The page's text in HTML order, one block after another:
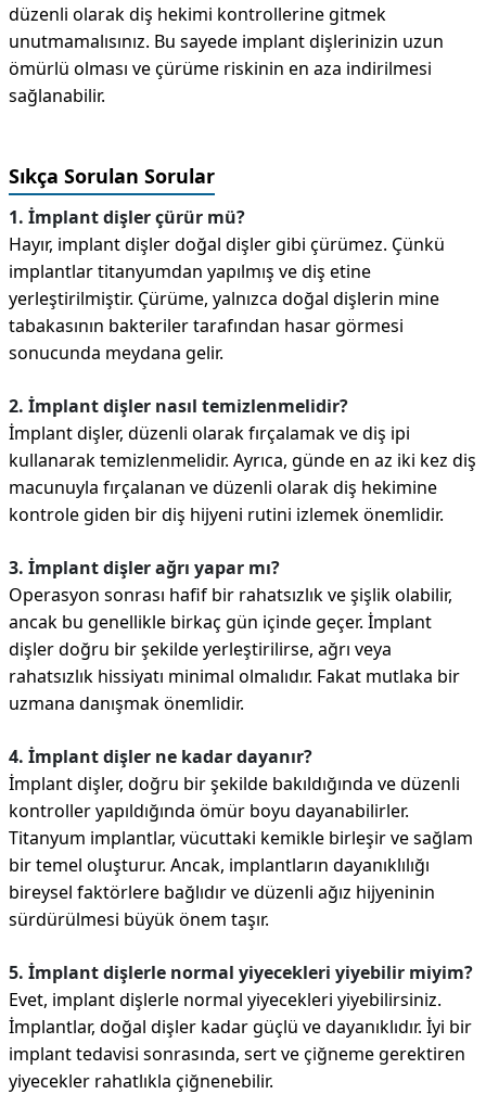
düzenli olarak diş hekimi kontrollerine gitmek
unutmamalısınız. Bu sayede implant dişlerinizin uzun
ömürlü olması ve çürüme riskinin en aza indirilmesi
sağlanabilir.
Sıkça Sorulan Sorular
1. İmplant dişler çürür mü?
Hayır, implant dişler doğal dişler gibi çürümez. Çünkü
implantlar titanyumdan yapılmış ve diş etine
yerleştirilmiştir. Çürüme, yalnızca doğal dişlerin mine
tabakasının bakteriler tarafından hasar görmesi
sonucunda meydana gelir.
2. İmplant dişler nasıl temizlenmelidir?
İmplant dişler, düzenli olarak fırçalamak ve diş ipi
kullanarak temizlenmelidir. Ayrıca, günde en az iki kez diş
macunuyla fırçalanan ve düzenli olarak diş hekimine
kontrole giden bir diş hijyeni rutini izlemek önemlidir.
3. İmplant dişler ağrı yapar mı?
Operasyon sonrası hafif bir rahatsızlık ve şişlik olabilir,
ancak bu genellikle birkaç gün içinde geçer. İmplant
dişler doğru bir şekilde yerleştirilirse, ağrı veya
rahatsızlık hissiyatı minimal olmalıdır. Fakat mutlaka bir
uzmana danışmak önemlidir.
4. İmplant dişler ne kadar dayanır?
İmplant dişler, doğru bir şekilde bakıldığında ve düzenli
kontroller yapıldığında ömür boyu dayanabilirler.
Titanyum implantlar, vücuttaki kemikle birleşir ve sağlam
bir temel oluşturur. Ancak, implantların dayanıklılığı
bireysel faktörlere bağlıdır ve düzenli ağız hijyeninin
sürdürülmesi büyük önem taşır.
5. İmplant dişlerle normal yiyecekleri yiyebilir miyim?
Evet, implant dişlerle normal yiyecekleri yiyebilirsiniz.
İmplantlar, doğal dişler kadar güçlü ve dayanıklıdır. İyi bir
implant tedavisi sonrasında, sert ve çiğneme gerektiren
yiyecekler rahatlıkla çiğnenebilir.